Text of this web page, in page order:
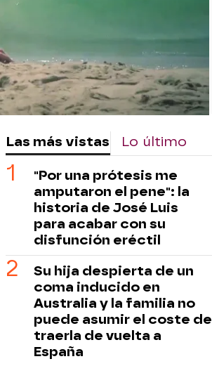
Las más vistas Lo último
"Por una prótesis me
amputaron el pene": la
historia de José Luis
para acabar con su
disfunción eréctil
Su hija despierta de un
coma inducido en
Australia y la familia no
puede asumir el coste de
traerla de vuelta a
España